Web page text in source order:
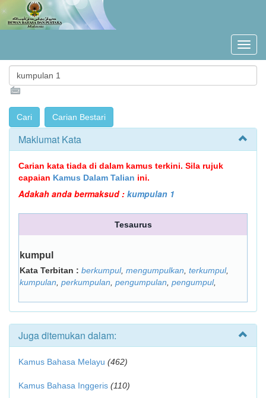
Maklumat Kata
Carian kata tiada di dalam kamus terkini. Sila rujuk
capaian Kamus Dalam Talian ini.
Adakah anda bermaksud : kumpulan 1
Tesaurus
kumpul
Kata Terbitan : berkumpul, mengumpulkan terkumpul,
kumpulan perkumpulan pengumpulan pengumpul,
Juga ditemukan dalam:
Kamus Bahasa Melayu (462)
Kamus Bahasa Inggeris (110)